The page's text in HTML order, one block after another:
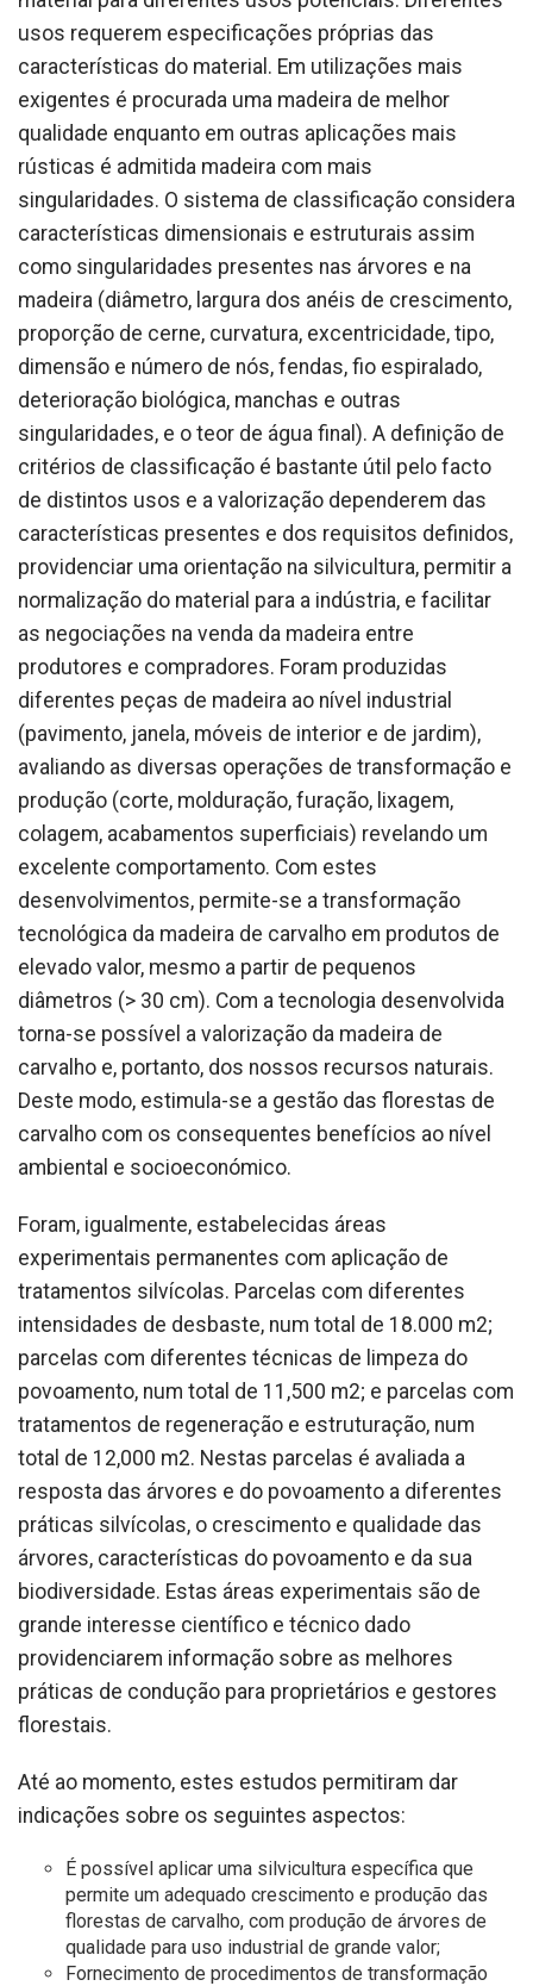
usos requerem especificações próprias das
características do material. Em utilizações mais
exigentes é procurada uma madeira de melhor
qualidade enquanto em outras aplicações mais
rústicas é admitida madeira com mais
singularidades. O sistema de classificação considera
características dimensionais e estruturais assim
como singularidades presentes nas árvores e na
madeira (diâmetro, largura dos anéis de crescimento,
proporção de cerne, curvatura, excentricidade, tipo,
dimensão e número de nós, fendas, fio espiralado,
deterioração biológica, manchas e outras
singularidades, e o teor de água final). A definição de
critérios de classificação é bastante útil pelo facto
de distintos usos e a valorização dependerem das
características presentes e dos requisitos definidos,
providenciar uma orientação na silvicultura, permitir a
normalização do material para a indústria, e facilitar
as negociações na venda da madeira entre
produtores e compradores. Foram produzidas
diferentes peças de madeira ao nível industrial
(pavimento, janela, móveis de interior e de jardim),
avaliando as diversas operações de transformação e
produção (corte, molduração, furação, lixagem,
colagem, acabamentos superficiais) revelando um
excelente comportamento. Com estes
desenvolvimentos, permite-se a transformação
tecnológica da madeira de carvalho em produtos de
elevado valor, mesmo a partir de pequenos
diâmetros (> 30 cm). Com a tecnologia desenvolvida
torna-se possível a valorização da madeira de
carvalho e, portanto, dos nossos recursos naturais.
Deste modo, estimula-se a gestão das florestas de
carvalho com os consequentes benefícios ao nível
ambiental e socioeconómico.
Foram, igualmente, estabelecidas áreas
experimentais permanentes com aplicação de
tratamentos silvícolas. Parcelas com diferentes
intensidades de desbaste, num total de 18.000 m2;
parcelas com diferentes técnicas de limpeza do
povoamento, num total de 11,500 m2; e parcelas com
tratamentos de regeneração e estruturação, num
total de 12,000 m2. Nestas parcelas é avaliada a
resposta das árvores e do povoamento a diferentes
práticas silvícolas, o crescimento e qualidade das
árvores, características do povoamento e da sua
biodiversidade. Estas áreas experimentais são de
grande interesse científico e técnico dado
providenciarem informação sobre as melhores
práticas de condução para proprietários e gestores
florestais.
Até ao momento, estes estudos permitiram dar
indicações sobre os seguintes aspectos:
É possível aplicar uma silvicultura específica que
permite um adequado crescimento e produção das
florestas de carvalho, com produção de árvores de
qualidade para uso industrial de grande valor;
Fornecimento de procedimentos de transformação